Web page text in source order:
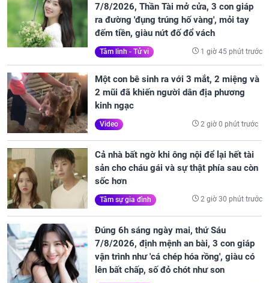
7/8/2026, Thần Tài mở cửa, 3 con giáp
ra đường 'đụng trúng hố vàng', mỏi tay
đếm tiền, giàu nứt đố đổ vách
Tâm linh - Tử vi 1 giờ 45 phút trước
Một con bê sinh ra với 3 mắt, 2 miệng và
2 mũi đã khiến người dân địa phương
kinh ngạc
Video 2 giờ 0 phút trước
Cả nhà bất ngờ khi ông nội để lại hết tài
sản cho cháu gái và sự thật phía sau còn
sốc hơn
Tâm sự gia đình 2 giờ 30 phút trước
Đúng 6h sáng ngày mai, thứ Sáu
7/8/2026, định mệnh an bài, 3 con giáp
vận trình như 'cá chép hóa rồng', giàu có
lên bất chấp, số đỏ chót như son